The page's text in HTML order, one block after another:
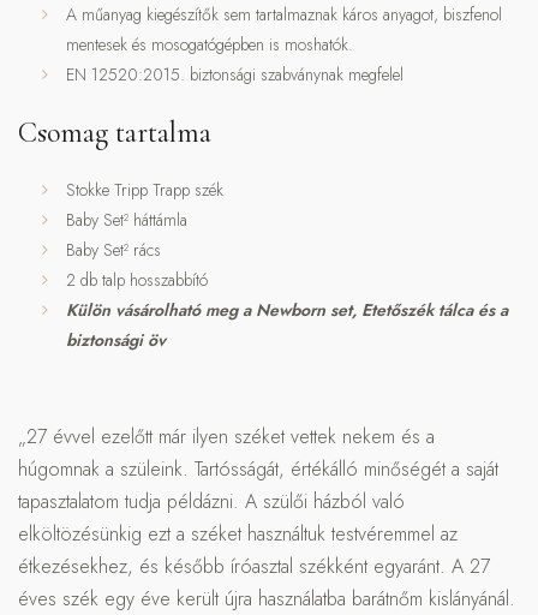
A műanyag kiegészítők sem tartalmaznak káros anyagot, biszfenol
mentesek és mosogatógépben is moshatók.
EN 12520:2015. biztonsági szabványnak megfelel
Csomag tartalma
Stokke Tripp Trapp szék
Baby Set² háttámla
Baby Set² rács
2 db talp hosszabbító
Külön vásárolható meg a Newborn set, Etetőszék tálca és a
biztonsági öv
„27 évvel ezelőtt már ilyen széket vettek nekem és a
húgomnak a szüleink. Tartósságát, értékálló minőségét a saját
tapasztalatom tudja példázni. A szülői házból való
elköltözésünkig ezt a széket használtuk testvéremmel az
étkezésekhez, és később íróasztal székként egyaránt. A 27
éves szék egy éve került újra használatba barátnőm kislányánál.